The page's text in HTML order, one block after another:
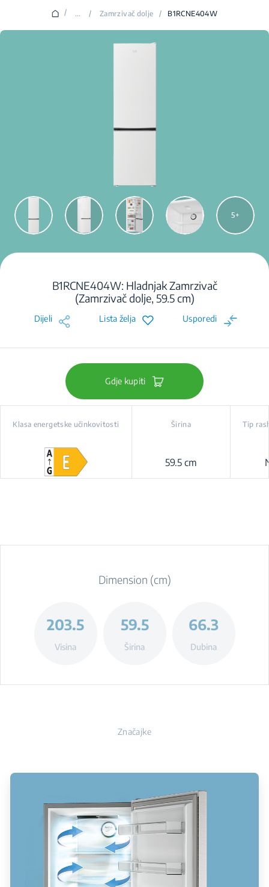
/ ... / Zamrzivač dolje / B1RCNE404W
5
B1RCNE404W: Hladnjak Zamrzivač
(Zamrzivač dolje, 59.5 cm)
Dijeli Lista želja Usporedi
Gdje kupiti
Klasa energetske učinkovitosti Širina
59.5 cm
Tip
Dimension (cm)
203.5
Visina
59.5
Širina
66.3
Dubina
Značajke